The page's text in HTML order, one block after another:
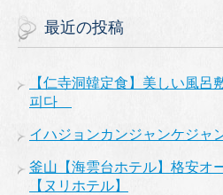
最近の投稿
【仁寺洞韓定食】美しい風呂
피다
イハジョンカンジャンケジャ
釜山【海雲台ホテル】格安オ
【ヌリホテル】